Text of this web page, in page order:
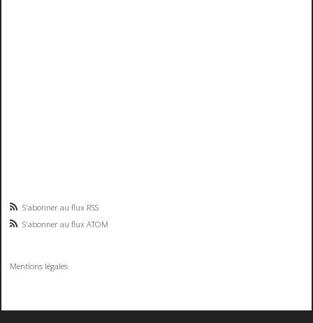
S'abonner au flux RSS
S'abonner au flux ATOM
Mentions légales